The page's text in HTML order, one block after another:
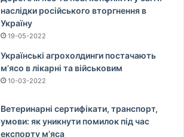
наслідки російського вторгнення в
Україну
19-05-2022
Українські агрохолдинги постачають
м’ясо в лікарні та військовим
10-03-2022
Ветеринарні сертифікати, транспорт,
умови: як уникнути помилок під час
експорту м’яса